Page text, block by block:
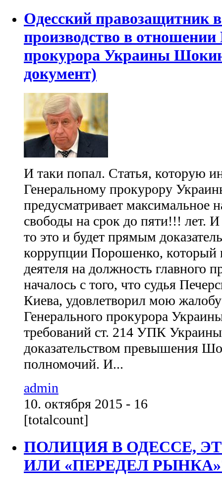
Одесский правозащитник
производство в отношении
прокурора Украины
документ)
И таки попал. Статья, которую
Генеральному прокурору
предусматривает максимальное
свободы на срок до пяти!!! лет.
то это и будет прямым
коррупции Порошенко, который
деятеля на должность главного
началось с того, что судья
Киева, удовлетворил мою жалобу
Генерального прокурора
требований ст. 214 УПК
доказательством превышения
полномочий. И...
admin
10. октября 2015 - 16
[totalcount]
ПОЛИЦИЯ В ОДЕССЕ,
ИЛИ «ПЕРЕДЕЛ